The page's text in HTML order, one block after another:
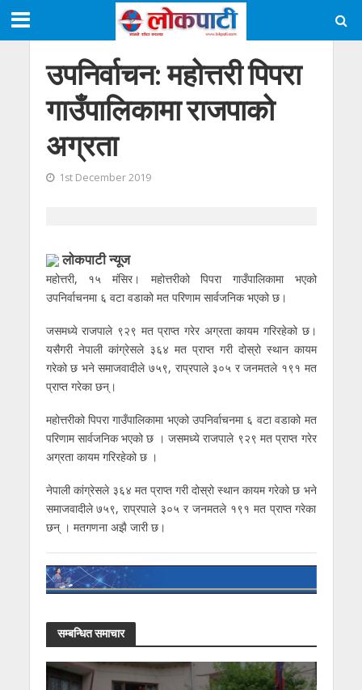
उपनिर्वाचन: महोत्तरी पिपरा
गाउँपालिकामा राजपाको
अग्रता
1st December 2019
लाेकपाटी न्यूज
महोत्तरी, १५ मंसिर। महोत्तरीको पिपरा गाउँपालिकामा भएको
उपनिर्वाचनमा ६ वटा वडाको मत परिणाम सार्वजनिक भएको छ।
जसमध्ये राजपाले ९२९ मत प्राप्त गरेर अग्रता कायम गरिरहेको छ।
यसैगरी नेपाली कांग्रेसले ३६४ मत प्राप्त गरी दोस्रो स्थान कायम
गरेको छ भने समाजवादीले ७५९, राप्रपाले ३०५ र जनमतले १९१ मत
प्राप्त गरेका छन्।
महोत्तरीको पिपरा गाउँपालिकामा भएको उपनिर्वाचनमा ६ वटा वडाको मत
परिणाम सार्वजनिक भएको छ । जसमध्ये राजपाले ९२९ मत प्राप्त गरेर
अग्रता कायम गरिरहेको छ ।
नेपाली कांग्रेसले ३६४ मत प्राप्त गरी दोस्रो स्थान कायम गरेको छ भने
समाजवादीले ७५९, राप्रपाले ३०५ र जनमतले १९१ मत प्राप्त गरेका
छन् । मतगणना अझै जारी छ।
सम्बन्धित समाचार